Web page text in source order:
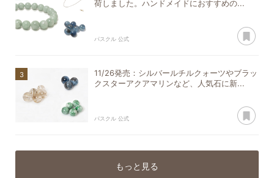
荷しました。ハンドメイドにおすすめの...
パスクル 公式
11/26発売：シルバールチルクォーツやブラッ
クスターアクアマリンなど、人気石に新...
パスクル 公式
もっと見る